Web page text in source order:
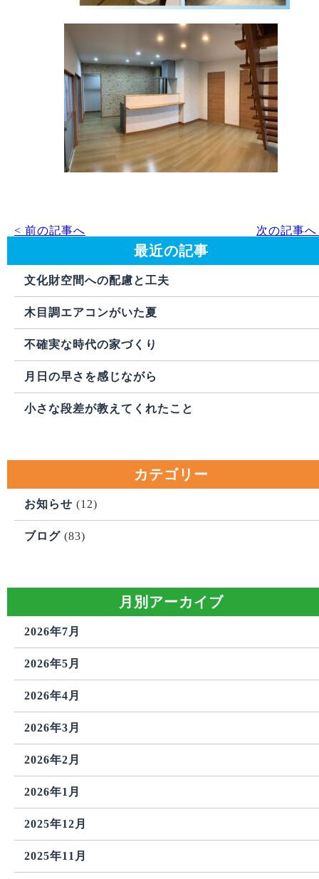
< 前の記事へ 次の記事
最近の記事
文化財空間への配慮と工夫
木目調エアコンがいた夏
不確実な時代の家づくり
月日の早さを感じながら
小さな段差が教えてくれたこと
カテゴリー
お知らせ (12)
ブログ (83)
月別アーカイブ
2026年7月
2026年5月
2026年4月
2026年3月
2026年2月
2026年1月
2025年12月
2025年11月